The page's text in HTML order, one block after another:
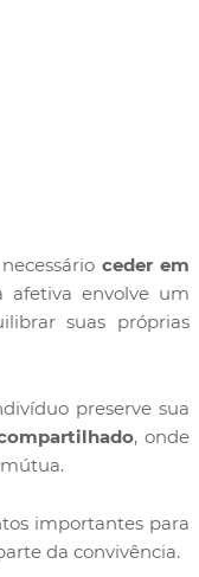
ceder em
afetiva envolve um
suas próprias
preserve sua
, onde
importantes para
da convivência.